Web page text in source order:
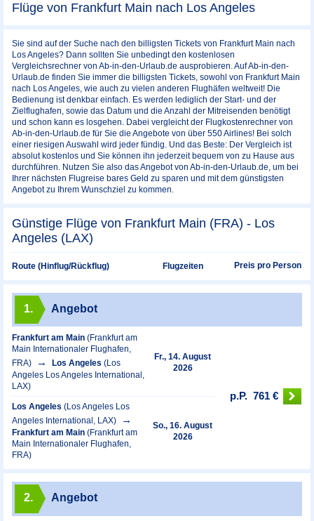
Flüge von Frankfurt Main nach Los Angeles
Sie sind auf der Suche nach den billigsten Tickets von Frankfurt Main nach
Los Angeles? Dann sollten Sie unbedingt den kostenlosen
Vergleichsrechner von Ab-in-den-Urlaub.de ausprobieren. Auf Ab-in-den-
Urlaub.de finden Sie immer die billigsten Tickets, sowohl von Frankfurt Main
nach Los Angeles, wie auch zu vielen anderen Flughäfen weltweit! Die
Bedienung ist denkbar einfach. Es werden lediglich der Start- und der
Zielflughafen, sowie das Datum und die Anzahl der Mitreisenden benötigt
und schon kann es losgehen. Dabei vergleicht der Flugkostenrechner von
Ab-in-den-Urlaub.de für Sie die Angebote von über 550 Airlines! Bei solch
einer riesigen Auswahl wird jeder fündig. Und das Beste: Der Vergleich ist
absolut kostenlos und Sie können ihn jederzeit bequem von zu Hause aus
durchführen. Nutzen Sie also das Angebot von Ab-in-den-Urlaub.de, um bei
Ihrer nächsten Flugreise bares Geld zu sparen und mit dem günstigsten
Angebot zu Ihrem Wunschziel zu kommen.
Günstige Flüge von Frankfurt Main (FRA) - Los
Angeles (LAX)
Route (Hinflug/Rückflug) Flugzeiten Preis pro Person
1. Angebot
Frankfurt am Main (Frankfurt am
Main Internationaler Flughafen,
FRA)
Los Angeles (Los
Angeles Los Angeles International,
LAX)
Fr., 14. August
2026
Los Angeles (Los Angeles Los
Angeles International, LAX)
Frankfurt am Main (Frankfurt am
Main Internationaler Flughafen,
FRA)
So., 16. August
2026
p.P. 761 €
2. Angebot